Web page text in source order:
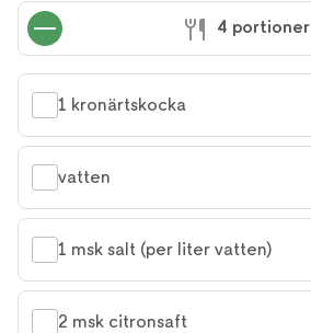
4 portioner
1 kronärtskocka
vatten
1 msk salt (per liter vatten)
2 msk citronsaft